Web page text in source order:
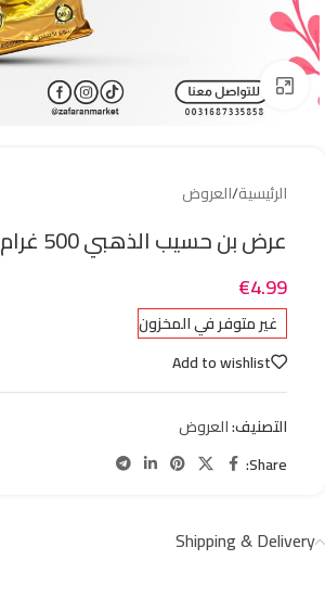
Click to enlarge
الرئيسية/العروض
عرض بن حسيب الذهبي 500 غرام
€4.99
غير متوفر في المخزون
Add to wishlist
التصنيف:العروض
Share:
Shipping & Delivery